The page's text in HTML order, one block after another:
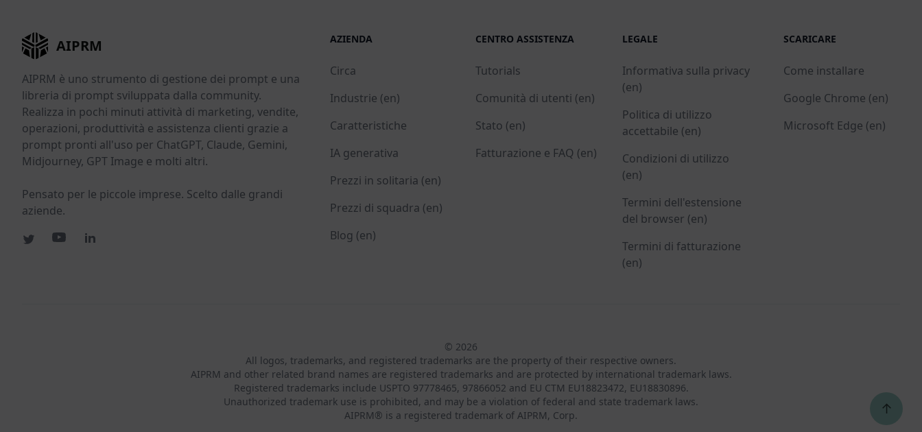
AIPRM
AIPRM è uno strumento di gestione dei prompt e una
libreria di prompt sviluppata dalla community.
Realizza in pochi minuti attività di marketing, vendite,
operazioni, produttività e assistenza clienti grazie a
prompt pronti all'uso per ChatGPT, Claude, Gemini,
Midjourney, GPT Image e molti altri.
Pensato per le piccole imprese. Scelto dalle grandi
aziende.
AZIENDA
Circa
Industrie (en)
Caratteristiche
IA generativa
Prezzi in solitaria (en)
Prezzi di squadra (en)
Blog (en)
CENTRO ASSISTENZA
Tutorials
Comunità di utenti (en)
Stato (en)
Fatturazione e FAQ (en)
LEGALE
Informativa sulla privacy
(en)
Politica di utilizzo
accettabile (en)
Condizioni di utilizzo
(en)
Termini dell'estensione
del browser (en)
Termini di fatturazione
(en)
SCARICARE
Come installare
Google Chrome (en)
Microsoft Edge (en)
© 2026
All logos, trademarks, and registered trademarks are the property of their respective owners.
AIPRM and other related brand names are registered trademarks and are protected by international trademark laws.
Registered trademarks include USPTO 97778465, 97866052 and EU CTM EU18823472, EU18830896.
Unauthorized trademark use is prohibited, and may be a violation of federal and state trademark laws.
AIPRM® is a registered trademark of AIPRM, Corp.
↑